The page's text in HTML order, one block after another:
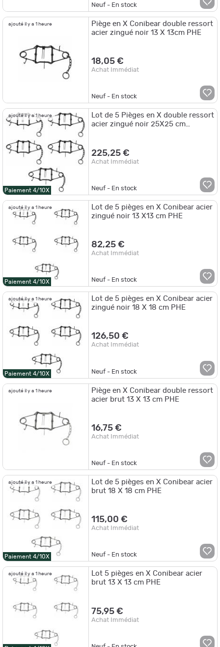
Neuf - En stock
ajouté il y a 1 heure
Piège en X Conibear double ressort
acier zingué noir 13 X 13cm PHE
18,05 €
Achat Immédiat
Neuf - En stock
ajouté il y a 1 heure
Paiement 4/10X
Lot de 5 Pièges en X double ressort
acier zingué noir 25X25 cm
225,25 €
Achat Immédiat
Neuf - En stock
ajouté il y a 1 heure
Paiement 4/10X
Lot de 5 pièges en X Conibear acier
zingué noir 13 X13 cm PHE
82,25 €
Achat Immédiat
Neuf - En stock
ajouté il y a 1 heure
Paiement 4/10X
Lot de 5 pièges en X Conibear acier
zingué noir 18 X 18 cm PHE
126,50 €
Achat Immédiat
Neuf - En stock
ajouté il y a 1 heure
Piège en X Conibear double ressort
acier brut 13 X 13 cm PHE
16,75 €
Achat Immédiat
Neuf - En stock
ajouté il y a 1 heure
Paiement 4/10X
Lot de 5 pièges en X Conibear acier
brut 18 X 18 cm PHE
115,00 €
Achat Immédiat
Neuf - En stock
ajouté il y a 1 heure
Lot 5 pièges en X Conibear acier
brut 13 X 13 cm PHE
75,95 €
Achat Immédiat